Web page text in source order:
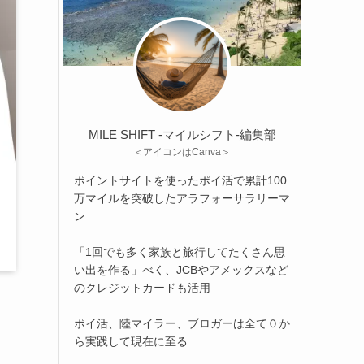
MILE SHIFT -マイルシフト‐編集部
＜アイコンはCanva＞
ポイントサイトを使ったポイ活で累計100
万マイルを突破したアラフォーサラリーマ
ン
「1回でも多く家族と旅行してたくさん思
い出を作る」べく、JCBやアメックスなど
のクレジットカードも活用
ポイ活、陸マイラー、ブロガーは全て０か
ら実践して現在に至る